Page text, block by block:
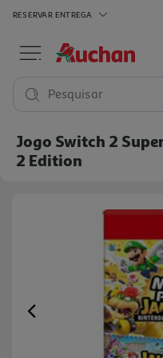
RESERVAR ENTREGA
Pesquisar
Jogo Switch 2
2 Edition
Previous